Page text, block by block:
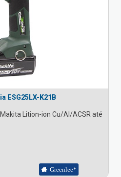
ESG25LX-K21B
Lition-ion Cu/Al/ACSR até
Greenlee*